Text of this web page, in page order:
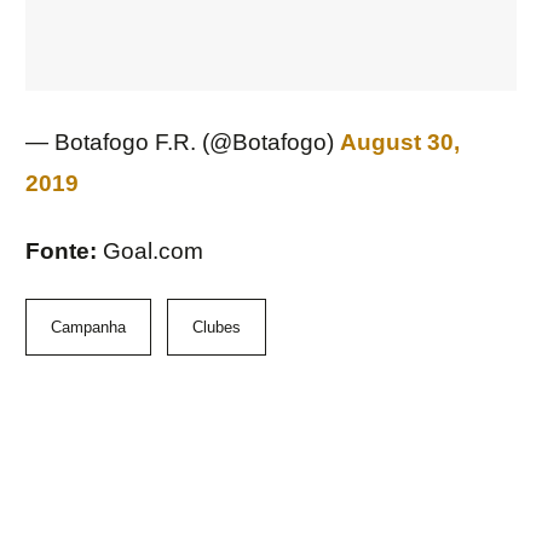
— Botafogo F.R. (@Botafogo) August 30,
2019
Fonte: Goal.com
Campanha Clubes